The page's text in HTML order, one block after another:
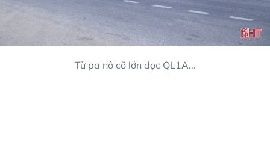
Từ pa nô cỡ lớn dọc QL1A...